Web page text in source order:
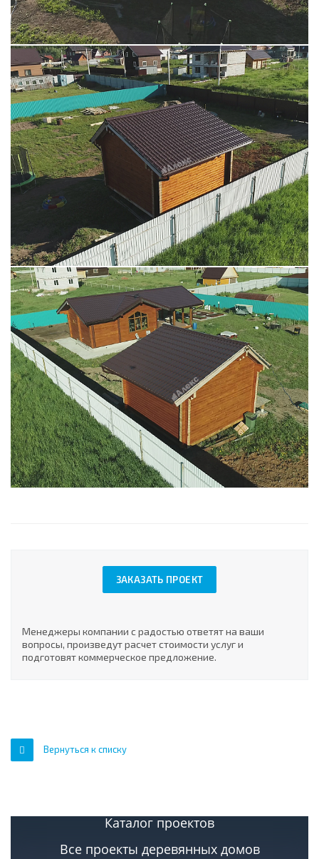
ЗАКАЗАТЬ ПРОЕКТ
Менеджеры компании с радостью ответят на ваши
вопросы, произведут расчет стоимости услуг и
подготовят коммерческое предложение.
Вернуться к списку
Каталог проектов
Все проекты деревянных домов